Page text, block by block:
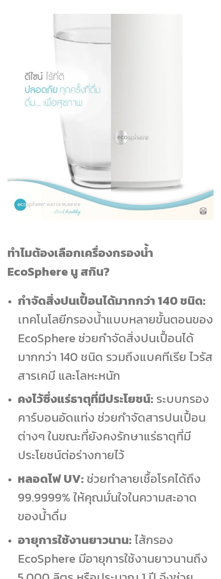
ทำไมต้องเลือกเครื่องกรองน้ำ
EcoSphere นู สกิน?
กำจัดสิ่งปนเปื้อนได้มากกว่า 140 ชนิด:
เทคโนโลยีกรองน้ำแบบหลายขั้นตอนของ
EcoSphere ช่วยกำจัดสิ่งปนเปื้อนได้
มากกว่า 140 ชนิด รวมถึงแบคทีเรีย ไวรัส
สารเคมี และโลหะหนัก
คงไว้ซึ่งแร่ธาตุที่มีประโยชน์: ระบบกรอง
คาร์บอนอัดแท่ง ช่วยกำจัดสารปนเปื้อน
ต่างๆ ในขณะที่ยังคงรักษาแร่ธาตุที่มี
ประโยชน์ต่อร่างกายไว้
หลอดไฟ UV: ช่วยทำลายเชื้อโรคได้ถึง
99.9999% ให้คุณมั่นใจในความสะอาด
ของน้ำดื่ม
อายุการใช้งานยาวนาน: ไส้กรอง
EcoSphere มีอายุการใช้งานยาวนานถึง